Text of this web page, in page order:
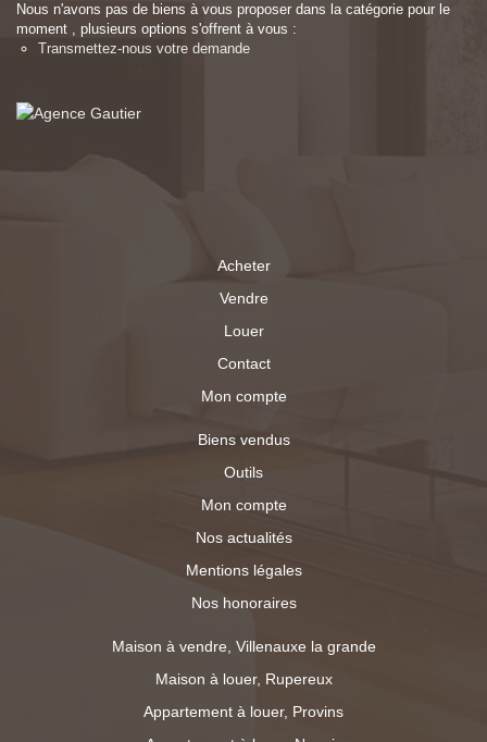
Nous n'avons pas de biens à vous proposer dans la catégorie pour le
moment , plusieurs options s'offrent à vous :
Transmettez-nous votre demande
Acheter
Vendre
Louer
Contact
Mon compte
Biens vendus
Outils
Mon compte
Nos actualités
Mentions légales
Nos honoraires
Maison à vendre, Villenauxe la grande
Maison à louer, Rupereux
Appartement à louer, Provins